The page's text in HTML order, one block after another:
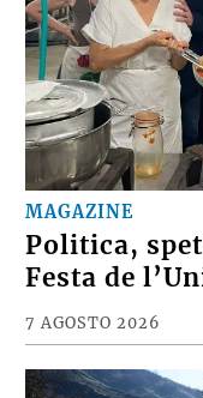
MAGAZINE
Politica,
Festa de
7 AGOSTO 2026